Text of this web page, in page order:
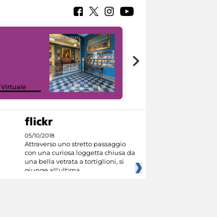
Virtuale
05/10/2018
Attraverso uno stretto passaggio
con una curiosa loggetta chiusa da
una bella vetrata a tortiglioni, si
giunge all'ultima